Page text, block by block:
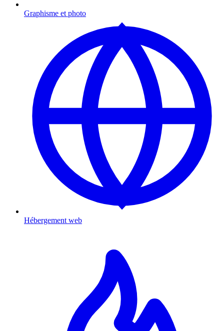
Graphisme et photo
Hébergement web